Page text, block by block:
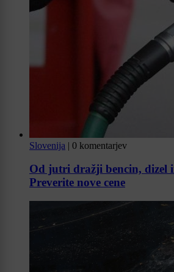
Slovenija | 0 komentarjev
Od jutri dražji bencin, dizel
Preverite nove cene